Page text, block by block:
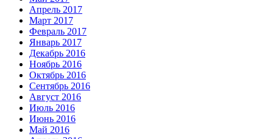
Апрель 2017
Март 2017
Февраль 2017
Январь 2017
Декабрь 2016
Ноябрь 2016
Октябрь 2016
Сентябрь 2016
Август 2016
Июль 2016
Июнь 2016
Май 2016